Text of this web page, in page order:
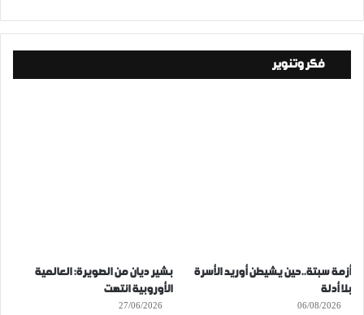
فكر وتنوير
أزمة سبتة..حين يشيطن أوريد الأسرة
بلا أدلة
06/08/2026
بشير ديان من الصويرة: العالمية
الأوروبية انتهت
27/06/2026